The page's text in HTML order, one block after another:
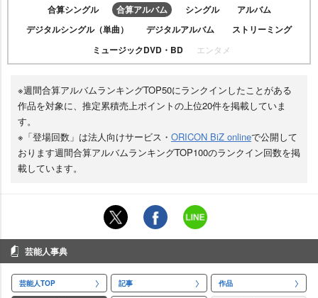
合算シングル 合算アルバム シングル
アルバム
デジタルシングル（単曲）
デジタルアルバム
ストリーミング
ミュージックDVD・BD
エンタメ
※週間合算アルバムランキングTOP50にランクインしたことがある
作品を対象に、推定累積売上ポイントの上位20件を掲載していま
す。
※「登場回数」は法人向けサービス・ ORICON BiZ onlineで公開して
おります週間合算アルバムランキングTOP100のランクイン回数を掲
載しています。
芸能人事典
芸能人TOP 記事 作品